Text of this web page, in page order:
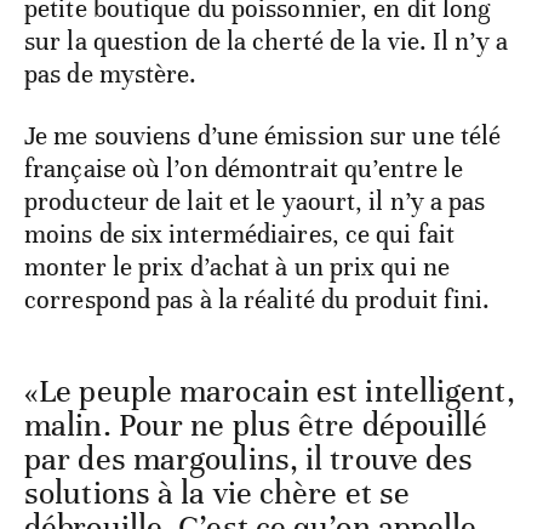
petite boutique du poissonnier, en dit long
sur la question de la cherté de la vie. Il n’y a
pas de mystère.
Je me souviens d’une émission sur une télé
française où l’on démontrait qu’entre le
producteur de lait et le yaourt, il n’y a pas
moins de six intermédiaires, ce qui fait
monter le prix d’achat à un prix qui ne
correspond pas à la réalité du produit fini.
«Le peuple marocain est intelligent,
malin. Pour ne plus être dépouillé
par des margoulins, il trouve des
solutions à la vie chère et se